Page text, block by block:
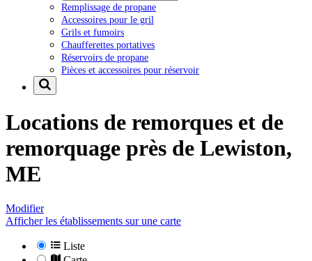
Remplissage de propane
Accessoires pour le gril
Grils et fumoirs
Chaufferettes portatives
Réservoirs de propane
Pièces et accessoires pour réservoir
Locations de remorques et de
remorquage près de Lewiston,
ME
Modifier
Afficher les établissements sur une carte
Liste